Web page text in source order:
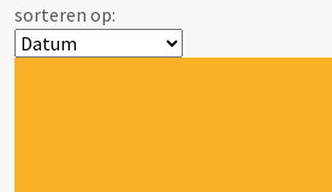
sorteren op: